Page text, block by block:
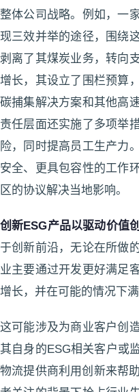
整体公司战略。例如，一
现三效并举的途径，围绕
剥离了其煤炭业务，转向
增长，其设立了围栏预算
碳捕集解决方案和其他高
责任层面还实施了多项举
险，同时提高员工生产力
安全、更具包容性的工作
区的协议解决当地影响。
创新ESG产品以驱动价值
于创新前沿，无论在所做
业主要通过开发更好满足
增长，并在可能的情况下
这可能涉及为商业客户创
其自身的ESG相关客户或
物流提供商利用创新来帮